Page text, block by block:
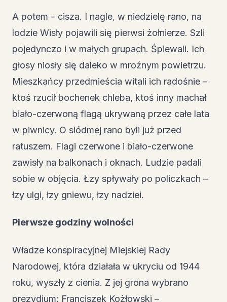
A potem – cisza. I nagle, w niedzielę rano, na
lodzie Wisły pojawili się pierwsi żołnierze. Szli
pojedynczo i w małych grupach. Śpiewali. Ich
głosy niosły się daleko w mroźnym powietrzu.
Mieszkańcy przedmieścia witali ich radośnie –
ktoś rzucił bochenek chleba, ktoś inny machał
biało-czerwoną flagą ukrywaną przez całe lata
w piwnicy. O siódmej rano byli już przed
ratuszem. Flagi czerwone i biało-czerwone
zawisły na balkonach i oknach. Ludzie padali
sobie w objęcia. Łzy spływały po policzkach –
łzy ulgi, łzy gniewu, łzy nadziei.
Pierwsze godziny wolności
Władze konspiracyjnej Miejskiej Rady
Narodowej, która działała w ukryciu od 1944
roku, wyszły z cienia. Z jej grona wybrano
prezydium: Franciszek Kożłowski –